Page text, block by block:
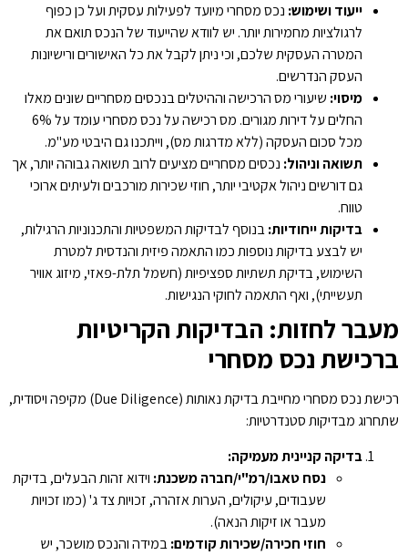
ייעוד ושימוש: נכס מסחרי מיועד לפעילות עסקית ועל כן כפוף
לרגולציות מחמירות יותר. יש לוודא שהייעוד של הנכס תואם את
המטרה העסקית שלכם, וכי ניתן לקבל את כל האישורים ורישיונות
העסק הנדרשים.
מיסוי: שיעורי מס הרכישה וההיטלים בנכסים מסחריים שונים מאלו
החלים על דירות מגורים. מס רכישה על נכס מסחרי עומד על 6%
מכל סכום העסקה (ללא מדרגות מס), וייתכנו גם היבטי מע"מ.
תשואה וניהול: נכסים מסחריים מציעים לרוב תשואה גבוהה יותר, אך
גם דורשים ניהול אקטיבי יותר, חוזי שכירות מורכבים ולעיתים ארוכי
טווח.
בדיקות ייחודיות:בנוסף לבדיקות המשפטיות והתכנוניות הרגילות,
יש לבצע בדיקות נוספות כמו התאמה פיזית והנדסית למטרת
השימוש, בדיקת תשתיות ספציפיות (חשמל תלת-פאזי, מיזוג אוויר
תעשייתי), ואף התאמה לחוקי הנגישות.
מעבר לחזות: הבדיקות הקריטיות
ברכישת נכס מסחרי
רכישת נכס מסחרי מחייבת בדיקת נאותות (Due Diligence) מקיפה ויסודית,
שתחרוג מבדיקות סטנדרטיות:
בדיקה קניינית מעמיקה:
נסח טאבו/רמ"י/חברה משכנת: וידוא זהות הבעלים, בדיקת
שעבודים, עיקולים, הערות אזהרה, זכויות צד ג' (כמו זכויות
מעבר או זיקות הנאה).
חוזי חכירה/שכירות קודמים:במידה והנכס מושכר, יש